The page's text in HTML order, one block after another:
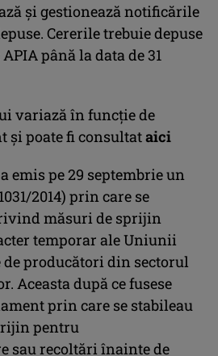
şi gestionează notificările
Cererile trebuie depuse
până la data de 31
variază în funcţie de
şi poate fi consultataici
emis pe 29 septembrie un
2014) prin care se
măsuri de sprijin
temporar ale Uniunii
producători din sectorul
Aceasta după ce fusese
prin care se stabileau
pentru
sau recoltări înainte de